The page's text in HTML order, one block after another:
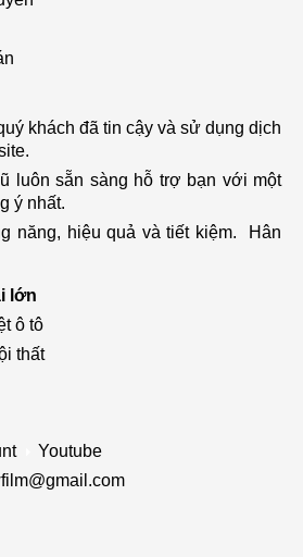
khách đã tin cậy và sử dụng dịch
luôn sẵn sàng hỗ trợ bạn với một
ý nhất.
năng, hiệu quả và tiết kiệm.
Hân
lớn
ô tô
thất
Youtube